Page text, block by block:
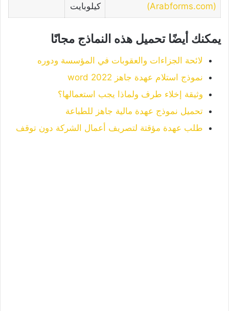
(Arabforms.com)
كيلوبايت
يمكنك أيضًا تحميل هذه النماذج مجانًا
لائحة الجزاءات والعقوبات في المؤسسة ودوره
نموذج استلام عهدة جاهز word 2022
وثيقة إخلاء طرف ولماذا يجب استعمالها؟
تحميل نموذج عهدة مالية جاهز للطباعة
طلب عهدة مؤقتة لتصريف أعمال الشركة دون توقف